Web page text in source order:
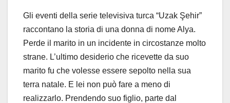
Gli eventi della serie televisiva turca “Uzak Şehir”
raccontano la storia di una donna di nome Alya.
Perde il marito in un incidente in circostanze molto
strane. L’ultimo desiderio che ricevette da suo
marito fu che volesse essere sepolto nella sua
terra natale. E lei non può fare a meno di
realizzarlo. Prendendo suo figlio, parte dal